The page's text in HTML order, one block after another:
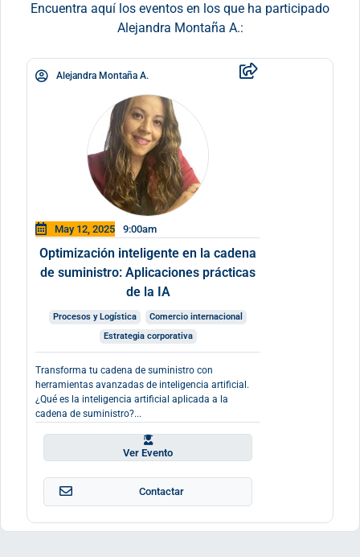
Encuentra aquí los eventos en los que ha participado
Alejandra Montaña A.:
Alejandra Montaña A.
May 12, 2025 9:00am
Optimización inteligente en la cadena
de suministro: Aplicaciones prácticas
de la IA
Procesos y Logística
Comercio internacional
Estrategia corporativa
Transforma tu cadena de suministro con
herramientas avanzadas de inteligencia artificial.
¿Qué es la inteligencia artificial aplicada a la
cadena de suministro?...
Ver Evento
Contactar